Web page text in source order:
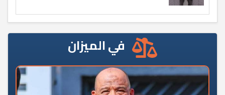
في الميزان